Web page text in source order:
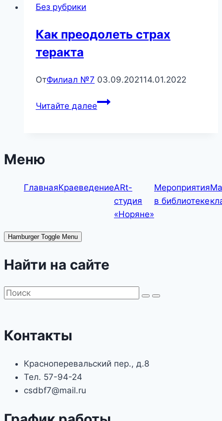
Без рубрики
Как преодолеть страх
теракта
ОтФилиал №7 03.09.202114.01.2022
Читайте далееКак
Меню
ГлавнаяКраеведениеARt-
студия
«Норяне»
Мероприятия
в библиотеке
Hamburger Toggle Menu
Найти на сайте
Контакты
Красноперевальский пер., д.8
Тел. 57-94-24
csdbf7@mail.ru